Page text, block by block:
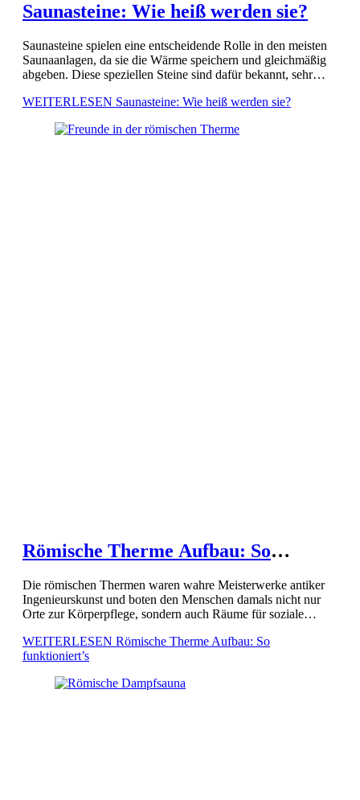
Saunasteine: Wie heiß werden sie?
Saunasteine spielen eine entscheidende Rolle in den meisten
Saunaanlagen, da sie die Wärme speichern und gleichmäßig
abgeben. Diese speziellen Steine sind dafür bekannt, sehr
Saunaerlebnis unabdingbar ist. […]
WEITERLESEN Saunasteine: Wie heiß werden sie?
Römische Therme Aufbau: So
Die römischen Thermen waren wahre Meisterwerke antiker
Ingenieurskunst und boten den Menschen damals nicht nur
Orte zur Körperpflege, sondern auch Räume für soziale
komplexen Bäder funktionierten. Besonders […]
WEITERLESEN Römische Therme Aufbau: So
funktioniert’s